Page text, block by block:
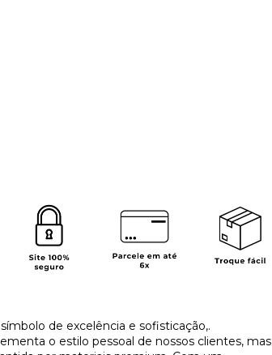
de excelência e sofisticação,.
o estilo pessoal de nossos clientes, mas